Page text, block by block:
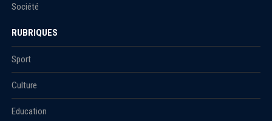
Société
RUBRIQUES
Sport
Culture
Education